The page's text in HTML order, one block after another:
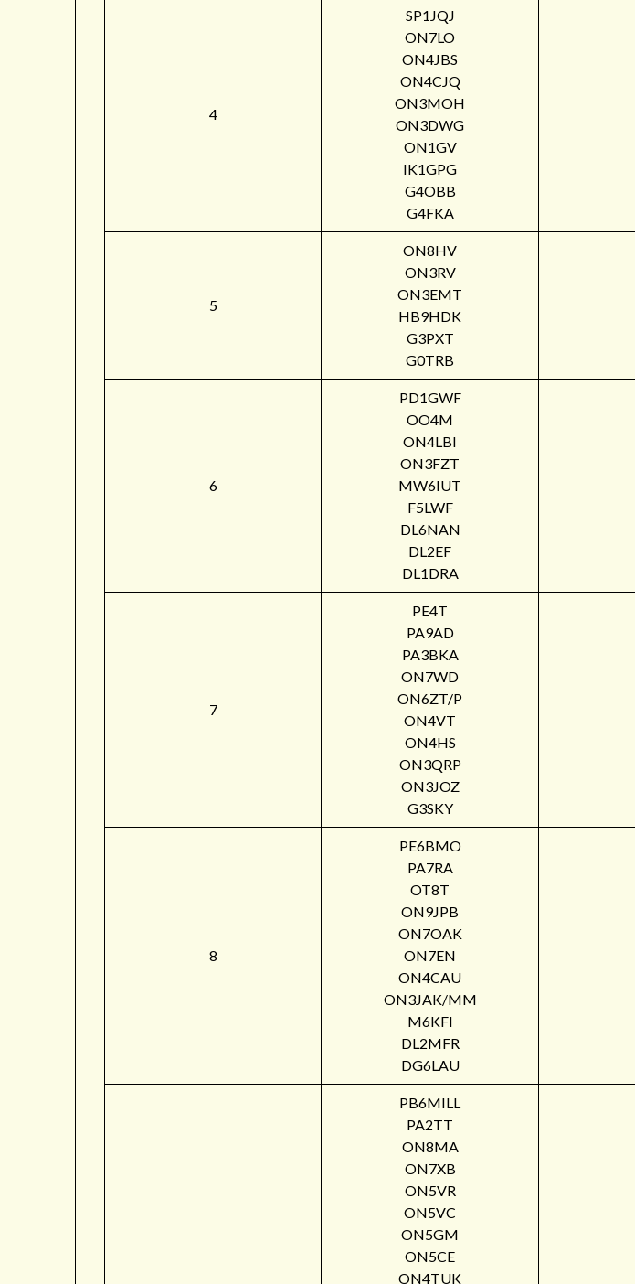
4
SP1JQJ
ON7LO
ON4JBS
ON4CJQ
ON3MOH
ON3DWG
ON1GV
IK1GPG
G4OBB
G4FKA
5
ON8HV
ON3RV
ON3EMT
HB9HDK
G3PXT
G0TRB
6
PD1GWF
OO4M
ON4LBI
ON3FZT
MW6IUT
F5LWF
DL6NAN
DL2EF
DL1DRA
7
PE4T
PA9AD
PA3BKA
ON7WD
ON6ZT/P
ON4VT
ON4HS
ON3QRP
ON3JOZ
G3SKY
8
PE6BMO
PA7RA
OT8T
ON9JPB
ON7OAK
ON7EN
ON4CAU
ON3JAK/MM
M6KFI
DL2MFR
DG6LAU
PB6MILL
PA2TT
ON8MA
ON7XB
ON5VR
ON5VC
ON5GM
ON5CE
ON4TUK